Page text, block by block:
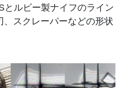
とルビー製ナイフのライン
スクレーパーなどの形状